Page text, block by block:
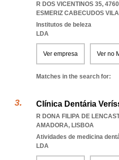
R DOS VICENTINOS 35,
ESMERIZ CABECUDOS
Institutos de beleza
LDA
Ver empresa Ver no
Matches in the search for:
Clínica Dentária
R DONA FILIPA DE
AMADORA, LISBOA
Atividades de medicina
LDA